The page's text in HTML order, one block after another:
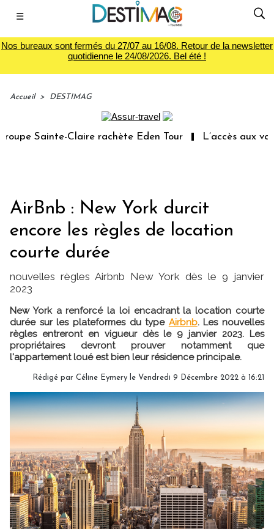
☰
Nos bureaux sont fermés du 27/07 au 16/08. Retour de la newsletter
quotidienne le 24/08/2026. Bel été !
Accueil > DESTIMAG
Sainte-Claire rachète Eden Tour L’accès aux
AirBnb : New York durcit
encore les règles de location
courte durée
nouvelles règles Airbnb New York dès le 9 janvier
2023
New York a renforcé la loi encadrant la location courte
durée sur les plateformes du type Airbnb. Les nouvelles
règles entreront en vigueur dès le 9 janvier 2023. Les
propriétaires devront prouver notamment que
l'appartement loué est bien leur résidence principale.
Rédigé par Céline Eymery le Vendredi 9 Décembre 2022 à 16:21